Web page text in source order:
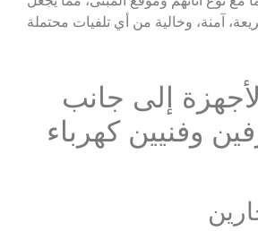
إلى جانب
وفنيين كهرباء